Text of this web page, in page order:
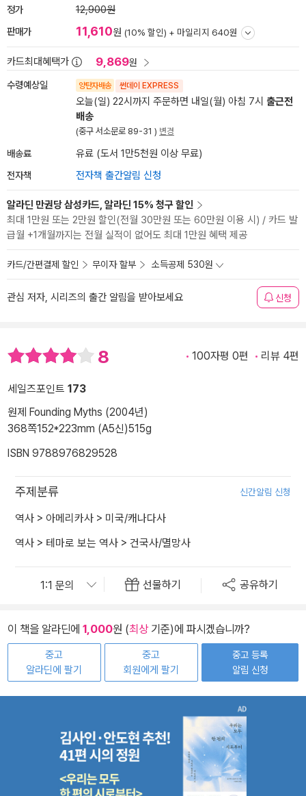
정가 12,900원
판매가 11,610원 (10% 할인) + 마일리지 640원
카드최대혜택가 9,869원
수령예상일 양탄자배송 썬데이 EXPRESS
오늘(일) 22시까지 주문하면 내일(월) 아침 7시 출근전
배송
(중구 서소문로 89-31 ) 변경
배송료 유료 (도서 1만5천원 이상 무료)
전자책 전자책 출간알림 신청
알라딘 만권당 삼성카드, 알라딘 15% 청구 할인
최대 1만원 또는 2만원 할인(전월 30만원 또는 60만원 이용 시) / 카드 발
급월 +1개월까지는 전월 실적이 없어도 최대 1만원 혜택 제공
카드/간편결제 할인 무이자 할부 소득공제 530원
관심 저자, 시리즈의 출간 알림을 받아보세요 신청
8 100자평 0편 리뷰 4편
세일즈포인트 173
원제 Founding Myths (2004년)
368쪽152*223mm (A5신)515g
ISBN 9788976829528
주제분류 신간알림 신청
역사 > 아메리카사 > 미국/캐나다사
역사 > 테마로 보는 역사 > 건국사/멸망사
선물하기 공유하기
이 책을 알라딘에 1,000원 (최상기준)에 파시겠습니까?
중고
알라딘에 팔기
중고
회원에게 팔기
중고 등록
알림 신청